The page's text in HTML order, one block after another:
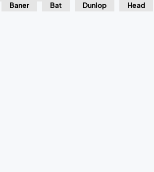
Baner Bat Dunlop Head